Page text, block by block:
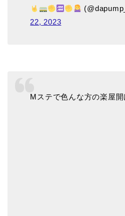
22, 2023
Mステで色んな方の楽屋